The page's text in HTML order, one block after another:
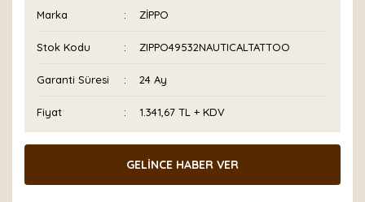
Marka ZİPPO
Stok Kodu ZIPPO49532NAUTICALTATTOO
Garanti Süresi 24 Ay
Fiyat 1.341,67 TL + KDV
GELİNCE HABER VER